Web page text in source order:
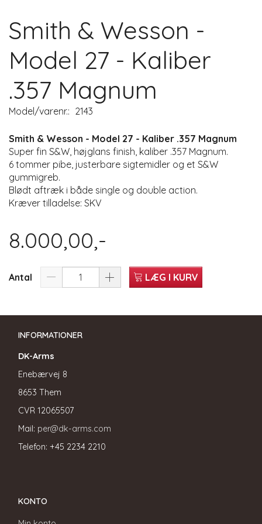
Smith & Wesson -
Model 27 - Kaliber
.357 Magnum
Model/varenr.: 2143
Smith & Wesson - Model 27 - Kaliber .357 Magnum
Super fin S&W, højglans finish, kaliber .357 Magnum.
6 tommer pibe, justerbare sigtemidler og et S&W
gummigreb.
Blødt aftræk i både single og double action.
Kræver tilladelse: SKV
8.000,00,-
Antal LÆG I KURV
INFORMATIONER
DK-Arms
Enebærvej 8
8653 Them
CVR 12065507
Mail: per@dk-arms.com
Telefon: +45 2234 2210
KONTO